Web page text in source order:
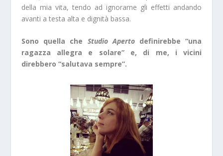
della mia vita, tendo ad ignorarne gli effetti andando
avanti a testa alta e dignità bassa.
Sono quella che Studio Apertodefinirebbe “una
ragazza allegra e solare” e, di me, i vicini
direbbero “salutava sempre”.